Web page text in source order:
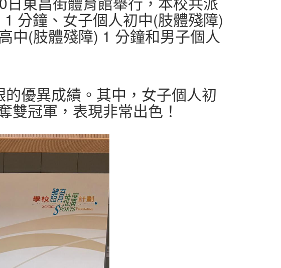
分鐘、女子個人初中(肢體殘障)
中(肢體殘障) 1 分鐘和男子個人
優異成績。其中，女子個人初
雙冠軍，表現非常出色！